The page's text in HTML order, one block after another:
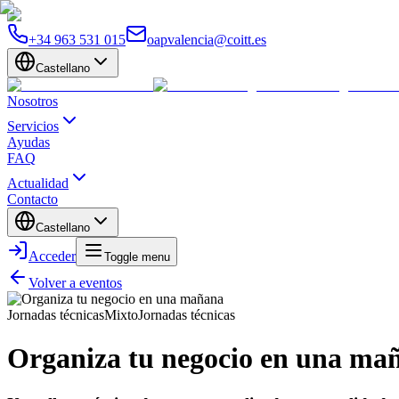
+34 963 531 015 oapvalencia@coitt.es
Castellano
Nosotros
Servicios
Ayudas
FAQ
Actualidad
Contacto
Castellano
Acceder Toggle menu
Volver a eventos
Jornadas técnicasMixtoJornadas técnicas
Organiza tu negocio en una